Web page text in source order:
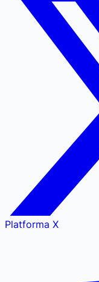
Platforma X